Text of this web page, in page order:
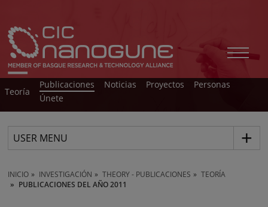
Teoría
Publicaciones Noticias Proyectos
Personas
Únete
USER MENU
INICIO INVESTIGACIÓN THEORY - PUBLICACIONES
TEORÍA
PUBLICACIONES DEL AÑO 2011